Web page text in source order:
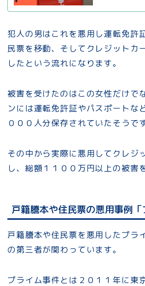
犯人の男はこれを悪用し運転免許
民票を移動、そしてクレジットカ
したという流れになります。
被害を受けたのはこの女性だけで
ンには運転免許証やパスポートな
０００人分保存されていたそうです
その中から実際に悪用してクレジ
し、総額１１００万円以上の被害
戸籍謄本や住民票の悪用事例「
戸籍謄本や住民票を悪用したプラ
の第三者が関わっています。
プライム事件とは２０１１年に東